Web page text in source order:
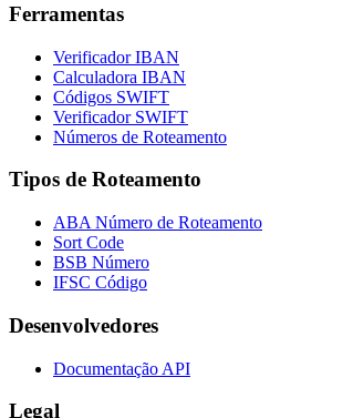
Ferramentas
Verificador IBAN
Calculadora IBAN
Códigos SWIFT
Verificador SWIFT
Números de Roteamento
Tipos de Roteamento
ABA Número de Roteamento
Sort Code
BSB Número
IFSC Código
Desenvolvedores
Documentação API
Legal